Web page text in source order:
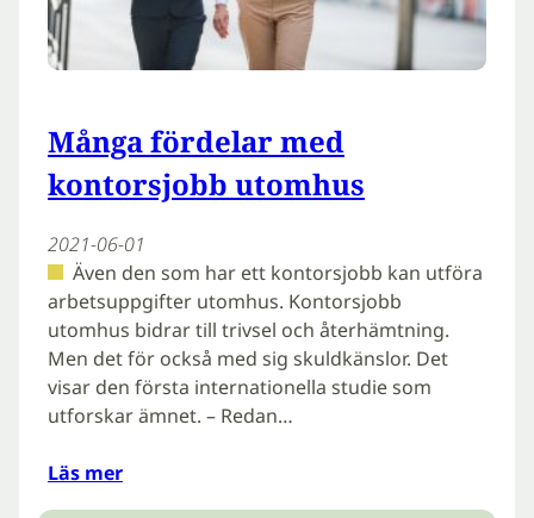
Många fördelar med
kontorsjobb utomhus
2021-06-01
Även den som har ett kontorsjobb kan utföra
arbetsuppgifter utomhus. Kontorsjobb
utomhus bidrar till trivsel och återhämtning.
Men det för också med sig skuldkänslor. Det
visar den första internationella studie som
utforskar ämnet. – Redan…
Läs mer